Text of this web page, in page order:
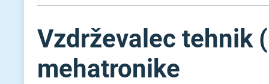
Vzdrževalec tehnik
mehatronike